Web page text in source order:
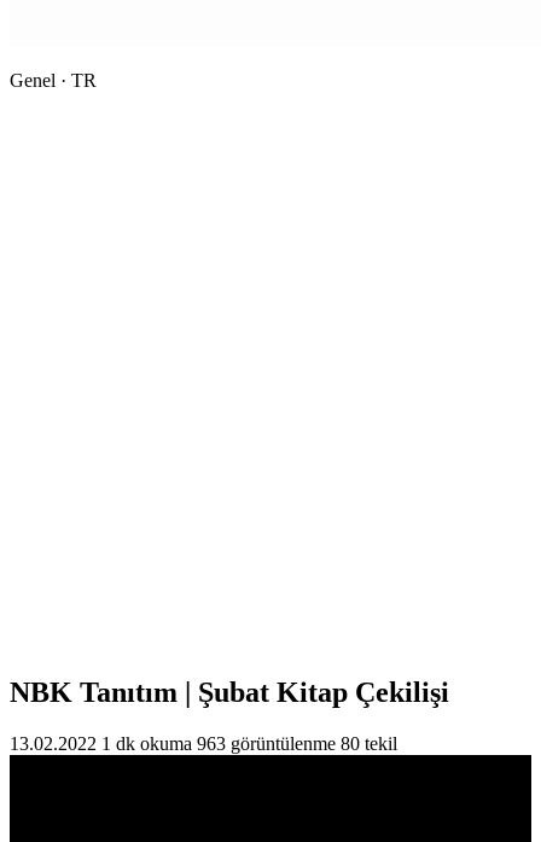
Genel · TR
NBK Tanıtım | Şubat Kitap Çekilişi
13.02.2022 1 dk okuma 963 görüntülenme 80 tekil